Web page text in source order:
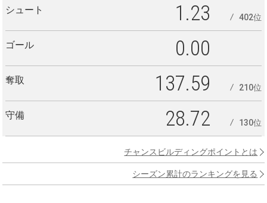
シュート 1.23 402位
ゴール 0.00
奪取 137.59 210位
守備 28.72 130位
チャンスビルディングポイントとは
シーズン累計のランキングを見る